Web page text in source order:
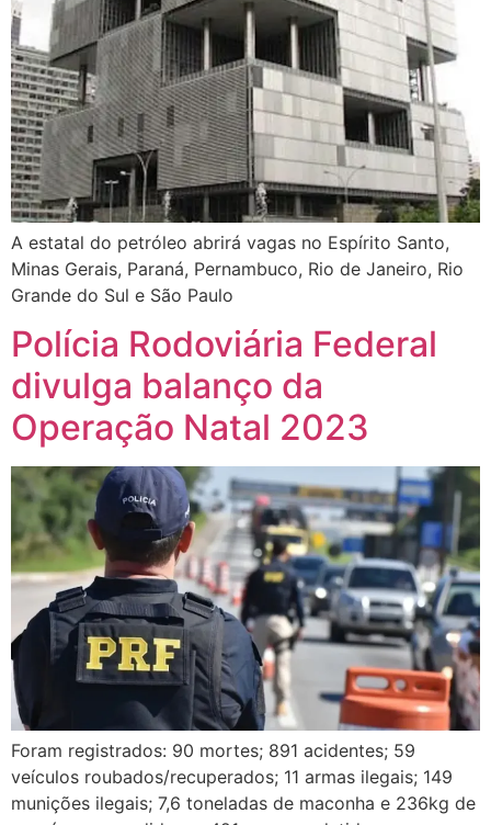
A estatal do petróleo abrirá vagas no Espírito Santo,
Minas Gerais, Paraná, Pernambuco, Rio de Janeiro, Rio
Grande do Sul e São Paulo
Polícia Rodoviária Federal
divulga balanço da
Operação Natal 2023
Foram registrados: 90 mortes; 891 acidentes; 59
veículos roubados/recuperados; 11 armas ilegais; 149
munições ilegais; 7,6 toneladas de maconha e 236kg de